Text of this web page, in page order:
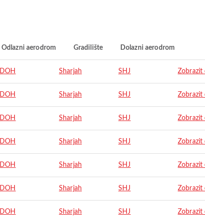
Odlazni aerodrom Gradilište Dolazni aerodrom
DOH Sharjah SHJ Zobrazit
DOH Sharjah SHJ Zobrazit
DOH Sharjah SHJ Zobrazit
DOH Sharjah SHJ Zobrazit
DOH Sharjah SHJ Zobrazit
DOH Sharjah SHJ Zobrazit
DOH Sharjah SHJ Zobrazit